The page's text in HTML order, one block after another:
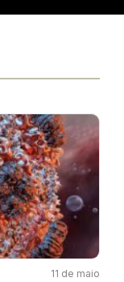
11 de maio